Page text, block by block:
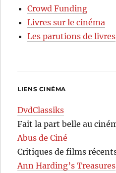
Crowd Funding
Livres sur le cinéma
Les parutions de livres
LIENS CINÉMA
DvdClassiks
Fait la part belle au
Abus de Ciné
Critiques de films
Ann Harding’s Treasures